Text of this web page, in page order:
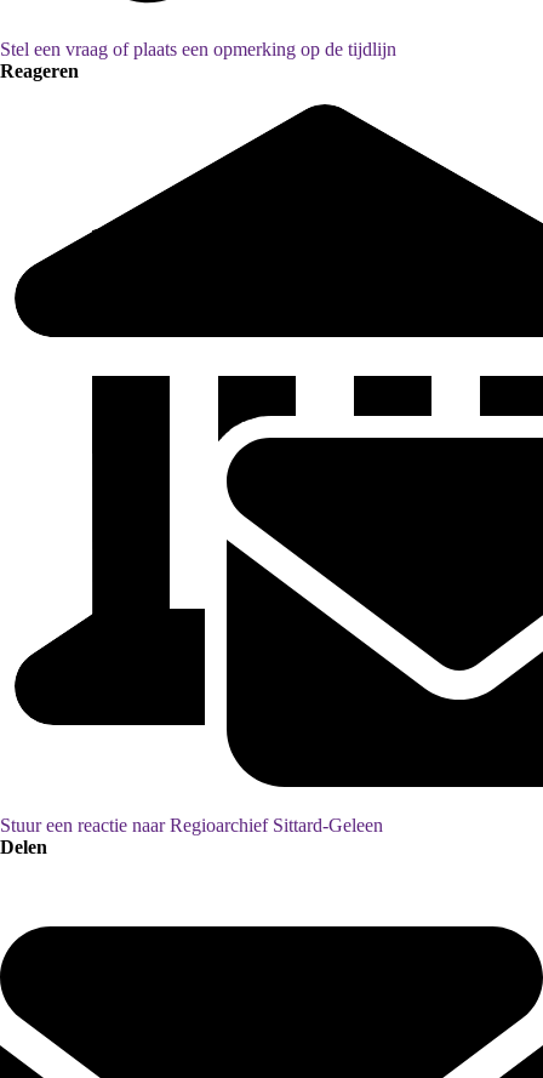
Stel een vraag of plaats een opmerking op de tijdlijn
Reageren
Stuur een reactie naar Regioarchief Sittard-Geleen
Delen